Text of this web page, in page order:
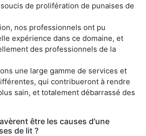
de prolifération de punaises de
nos professionnels ont pu
expérience dans ce domaine, et
des professionnels de la
une large gamme de services et
qui contribueront à rendre
sain, et totalement débarrassé des
être les causes d'une
de lit ?